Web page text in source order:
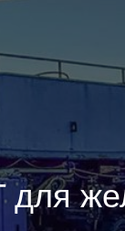
для